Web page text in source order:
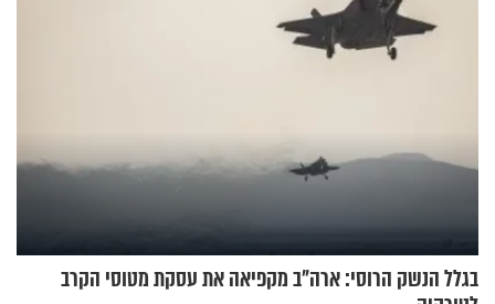
בגלל הנשק הרוסי: ארה"ב מקפיאה את עסקת מטוסי הקרב